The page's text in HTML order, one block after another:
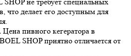
что делает его доступным для
Цена пивного кегератора в
SHOP приятно отличается от